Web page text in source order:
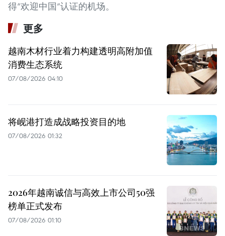
得“欢迎中国”认证的机场。
更多
越南木材行业着力构建透明高附加值
消费生态系统
07/08/2026 04:10
将岘港打造成战略投资目的地
07/08/2026 01:32
2026年越南诚信与高效上市公司50强
榜单正式发布
07/08/2026 01:10